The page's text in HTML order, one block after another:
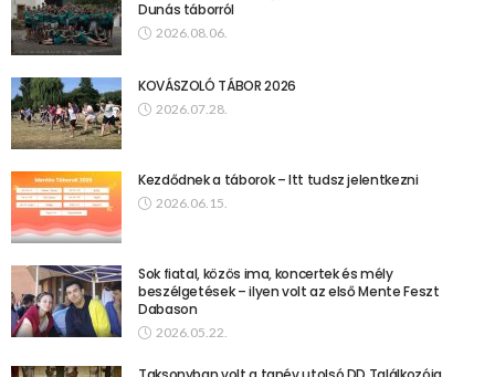
Dunás táborról
2026.08.06.
KOVÁSZOLÓ TÁBOR 2026
2026.07.28.
Kezdődnek a táborok – Itt tudsz jelentkezni
2026.06.15.
Sok fiatal, közös ima, koncertek és mély
beszélgetések – ilyen volt az első Mente Feszt
Dabason
2026.05.22.